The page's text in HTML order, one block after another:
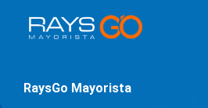
RaysGo Mayorista